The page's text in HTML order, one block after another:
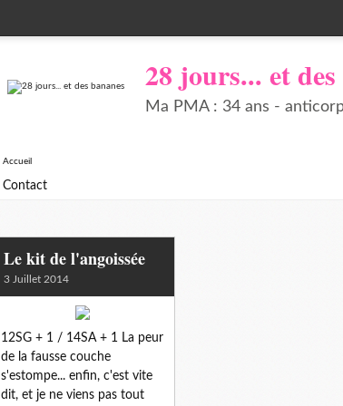
28 jours... et
Ma PMA : 34 ans -
Accueil
Contact
Le kit de l'angoissée
3 Juillet 2014
12SG + 1 / 14SA + 1 La peur
de la fausse couche
s'estompe... enfin, c'est vite
dit, et je ne viens pas tout